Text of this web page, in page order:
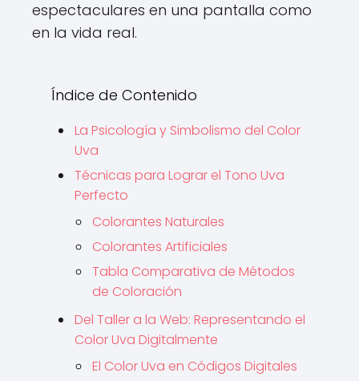
espectaculares en una pantalla como
en la vida real.
Índice de Contenido
La Psicología y Simbolismo del Color
Uva
Técnicas para Lograr el Tono Uva
Perfecto
Colorantes Naturales
Colorantes Artificiales
Tabla Comparativa de Métodos
de Coloración
Del Taller a la Web: Representando el
Color Uva Digitalmente
El Color Uva en Códigos Digitales